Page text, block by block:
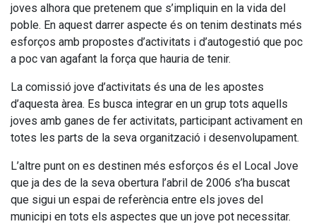
joves alhora que pretenem que s’impliquin en la vida del
poble. En aquest darrer aspecte és on tenim destinats més
esforços amb propostes d’activitats i d’autogestió que poc
a poc van agafant la força que hauria de tenir.
La comissió jove d’activitats és una de les apostes
d’aquesta àrea. Es busca integrar en un grup tots aquells
joves amb ganes de fer activitats, participant activament en
totes les parts de la seva organització i desenvolupament.
L’altre punt on es destinen més esforços és el Local Jove
que ja des de la seva obertura l’abril de 2006 s’ha buscat
que sigui un espai de referència entre els joves del
municipi en tots els aspectes que un jove pot necessitar.